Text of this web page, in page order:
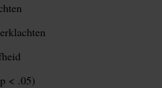
< .05)